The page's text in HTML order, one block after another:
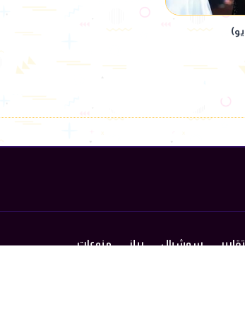
تقارير سوشيال ريلز منوعات